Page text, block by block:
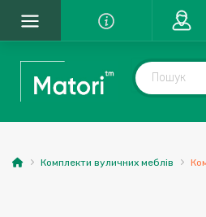
Комплекти вуличних меблів